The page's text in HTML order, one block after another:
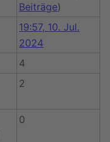
Beiträge)
19:57, 10. Jul.
2024
4
2
0